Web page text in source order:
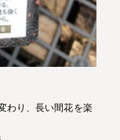
わり、長い間花を楽